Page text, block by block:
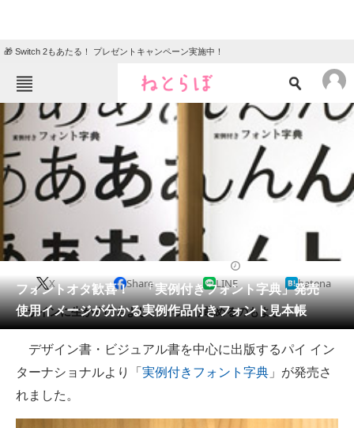
🎁 Switch 2もあたる！ プレゼントキャンペーン実施中！
ねとらぼメニュー
ニュース
エンタメ
グルメ
動物 リサーチ
会員記事
メディア
注目記事を集めた総合ページ
ITの今と未来を見通す
スマホと通信の最新トレンド
フォントオタ歓喜！ 「実例付きフォント字典」発売
使用イメージが分かる実例作品付きフォント見本帳
X Share LINE hatena
デザインに生かすのもよし、うっとり眺めるのもよし！
デザイン書・ビジュアル書を中心に出版するパイ イン
ターナショナルより「 実例付きフォント字典 」が発売さ
れました。